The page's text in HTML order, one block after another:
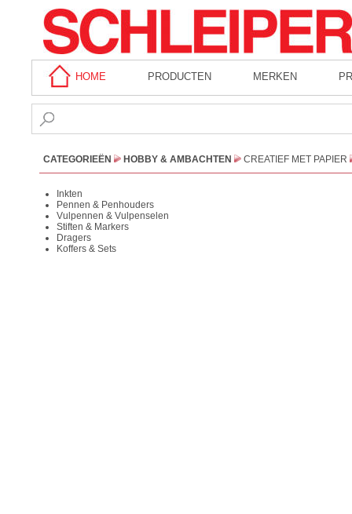
HOME PRODUCTEN MERKEN
CATEGORIEËN HOBBY & AMBACHTEN CREATIEF MET PAPIER
Inkten
Pennen & Penhouders
Vulpennen & Vulpenselen
Stiften & Markers
Dragers
Koffers & Sets